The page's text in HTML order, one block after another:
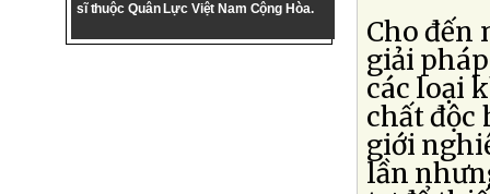
sĩ thuộc Quân Lực Việt Nam Cộng Hòa.
Cho đến
giải
các loại
chất độc
giới
lần